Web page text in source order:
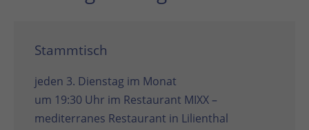
Stammtisch
jeden 3. Dienstag im Monat
um 19:30 Uhr im Restaurant MIXX –
mediterranes Restaurant in Lilienthal